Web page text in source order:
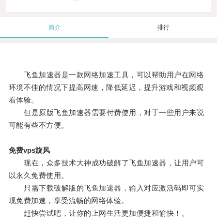
简介 排行
飞鱼加速器是一款网络加速工具，可以帮助用户在网络
环境不佳的情况下提高网速，降低延迟，提升游戏和视频观
看体验。
但是原版飞鱼加速器需要付费使用，对于一些用户来说
可能有些不方便。
免费vps旋风
现在，众多技术大神成功破解了飞鱼加速器，让用户可
以永久免费使用。
只需下载破解版的飞鱼加速器，输入对应激活码即可实
现免费加速，享受流畅的网络体验。
赶快尝试吧，让你的上网生活更加便捷和愉快！。